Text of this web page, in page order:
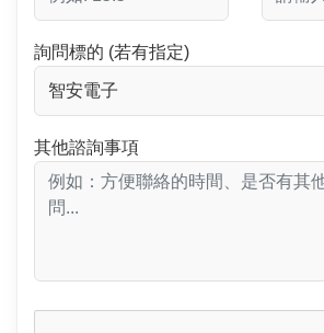
詢問標的 (若有指定)
其他諮詢事項